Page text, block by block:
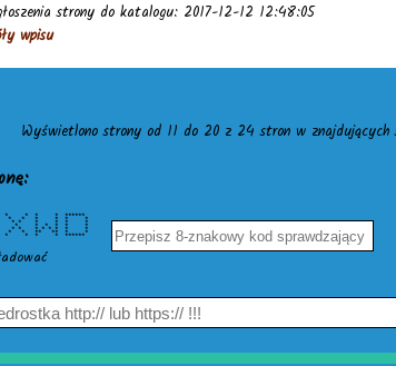
strony do katalogu: 2017-12-12 12:48:05
wpisu
Wyświetlono strony od 11 do 20 z 24 stron w
* * * * ******
* * * * *
* * * * *
* * * * * *
* * * * *
** ** * *
* * ******